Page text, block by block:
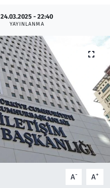
24.03.2025 - 22:40
YAYINLANMA
A- A+